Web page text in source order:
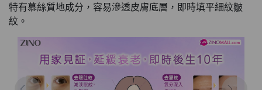
特有慕絲質地成分，容易滲透皮膚底層，即時填平細紋皺
紋。